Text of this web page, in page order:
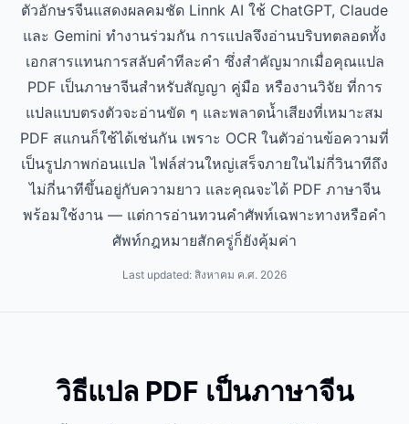
ตัวอักษรจีนแสดงผลคมชัด Linnk AI ใช้ ChatGPT, Claude
และ Gemini ทำงานร่วมกัน การแปลจึงอ่านบริบทตลอดทั้ง
เอกสารแทนการสลับคำทีละคำ ซึ่งสำคัญมากเมื่อคุณแปล
PDF เป็นภาษาจีนสำหรับสัญญา คู่มือ หรืองานวิจัย ที่การ
แปลแบบตรงตัวจะอ่านขัด ๆ และพลาดน้ำเสียงที่เหมาะสม
PDF สแกนก็ใช้ได้เช่นกัน เพราะ OCR ในตัวอ่านข้อความที่
เป็นรูปภาพก่อนแปล ไฟล์ส่วนใหญ่เสร็จภายในไม่กี่วินาทีถึง
ไม่กี่นาทีขึ้นอยู่กับความยาว และคุณจะได้ PDF ภาษาจีน
พร้อมใช้งาน — แต่การอ่านทวนคำศัพท์เฉพาะทางหรือคำ
ศัพท์กฎหมายสักครู่ก็ยังคุ้มค่า
Last updated: สิงหาคม ค.ศ. 2026
วิธีแปล PDF เป็นภาษาจีน